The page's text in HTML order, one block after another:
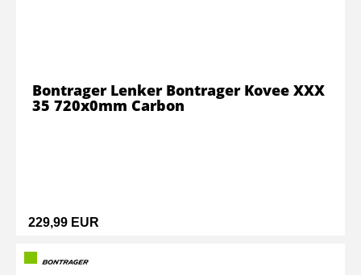
229,99 EUR
Bontrager Lenker Bontrager Kovee XXX
35 720x0mm Carbon